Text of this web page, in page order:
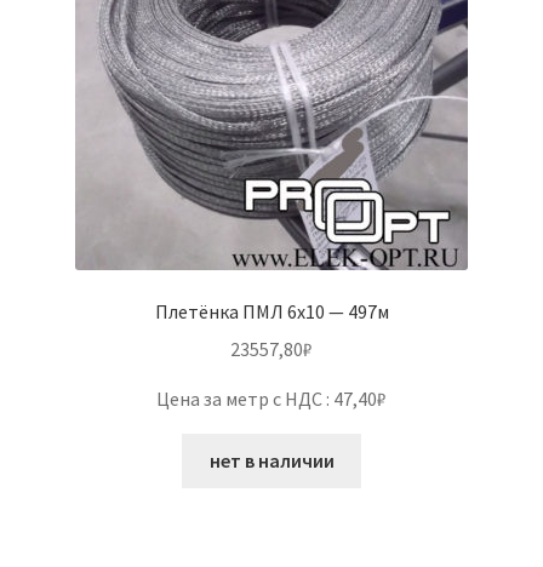
Плетёнка ПМЛ 6х10 — 497м
23557,80₽
Цена за метр с НДС : 47,40₽
нет в наличии